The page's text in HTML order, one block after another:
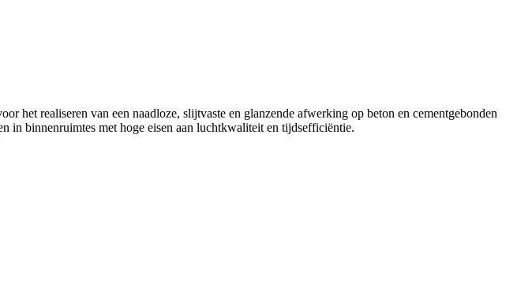
realiseren van een naadloze, slijtvaste en glanzende afwerking op beton en cementgebonden
in binnenruimtes met hoge eisen aan luchtkwaliteit en tijdsefficiëntie.